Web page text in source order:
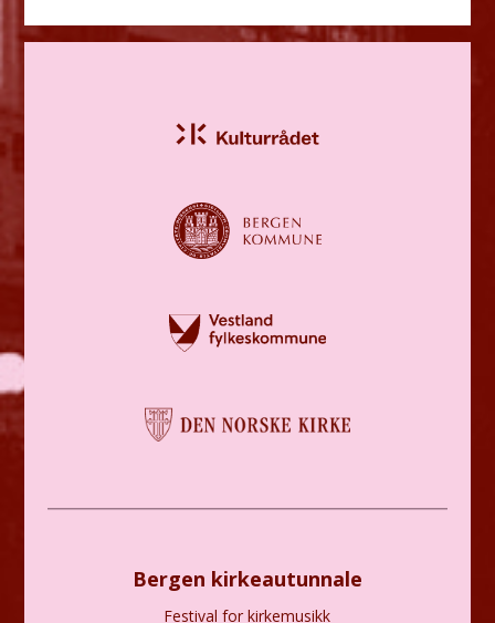
Bergen kirkeautunnale
Festival for kirkemusikk